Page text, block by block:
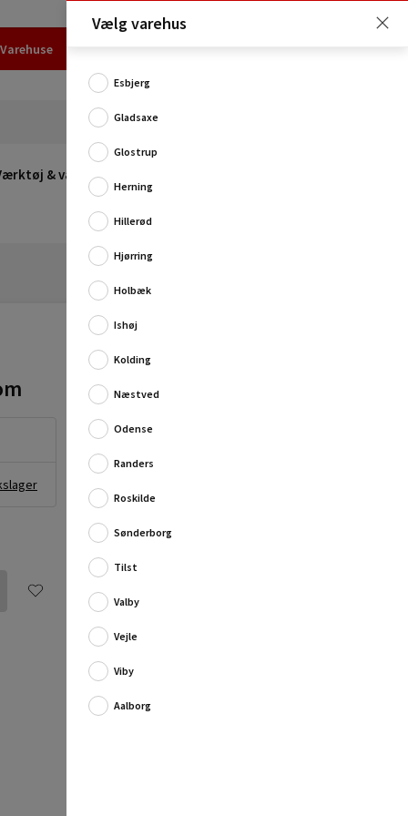
Varehuse
& værksted
Flot håndklædekrog fra Smedbos serie Dry, der passer
den gode længde kan der hænge flere hå...
Fuld produktbeskrivelse
Vælg varehus
Esbjerg
Gladsaxe
Glostrup
Herning
Hillerød
Hjørring
Holbæk
Ishøj
Kolding
Næstved
Odense
Randers
Roskilde
Sønderborg
Tilst
Valby
Vejle
Viby
Aalborg